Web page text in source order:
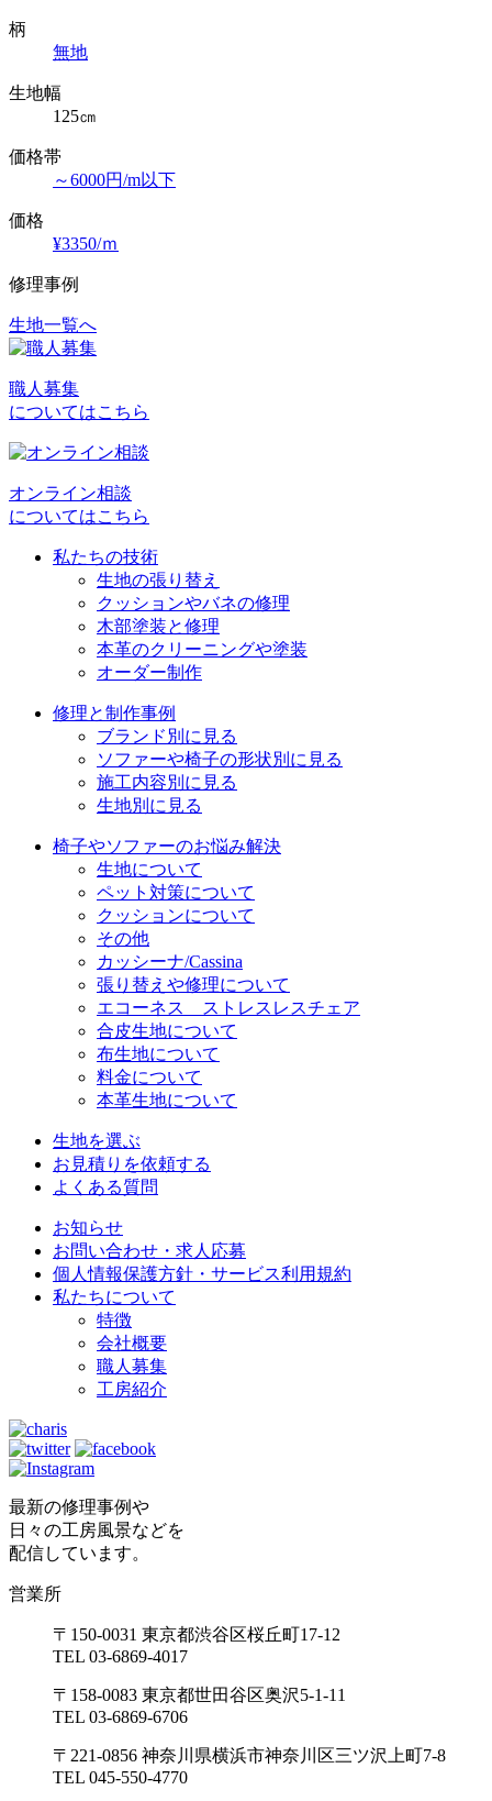
柄
無地
生地幅
125㎝
価格帯
～6000円/m以下
価格
¥3350/ｍ
修理事例
投
ナ
ビ
ー
生地一覧へ
職人募集
についてはこちら
オンライン相談
についてはこちら
私たちの技術
生地の張り替え
クッションやバネの修理
木部塗装と修理
本革のクリーニングや塗装
オーダー制作
修理と制作事例
ブランド別に見る
ソファーや椅子の形状別に見る
施工内容別に見る
生地別に見る
椅子やソファーのお悩み解決
生地について
ペット対策について
クッションについて
その他
カッシーナ/Cassina
張り替えや修理について
エコーネス ストレスレスチェア
合皮生地について
布生地について
料金について
本革生地について
生地を選ぶ
お見積りを依頼する
よくある質問
お知らせ
お問い合わせ・求人応募
個人情報保護方針・サービス利用規約
私たちについて
特徴
会社概要
職人募集
工房紹介
最新の修理事例や
日々の工房風景などを
配信しています。
営業所
〒150-0031 東京都渋谷区桜丘町17-12
TEL 03-6869-4017
〒158-0083 東京都世田谷区奥沢5-1-11
TEL 03-6869-6706
〒221-0856 神奈川県横浜市神奈川区三ツ沢上町7-8
TEL 045-550-4770